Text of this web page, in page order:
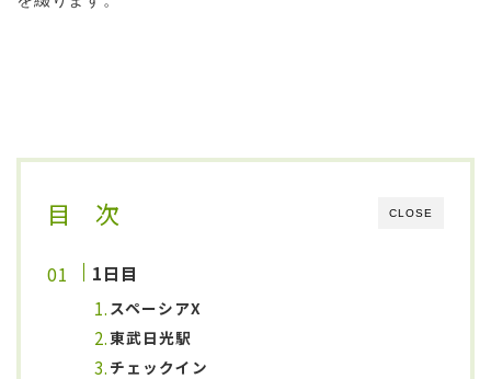
CLOSE
目 次
1日目
スペーシアX
東武日光駅
チェックイン